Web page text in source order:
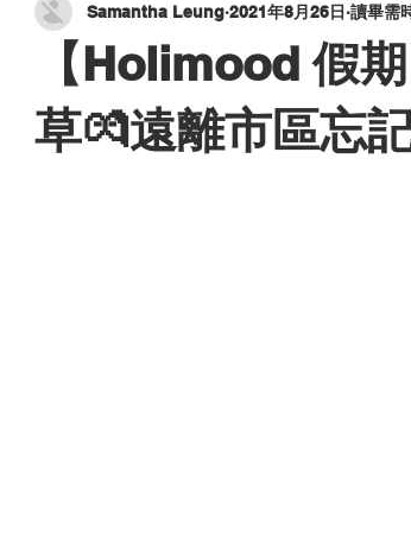
【Holimood 假
草💏遠離市區忘
Samantha Leung 2021年8月26日 讀畢需